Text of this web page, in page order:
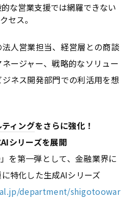
な営業支援では網羅できない
セス。
人営業担当、経営層との商談
ネージャー、戦略的なソリュー
ネス開発部門での利活用を想
ィングをさらに強化！
シリーズを展開
を第一弾として、金融業界に
特化した生成AIシリーズ
department/shigotoowar